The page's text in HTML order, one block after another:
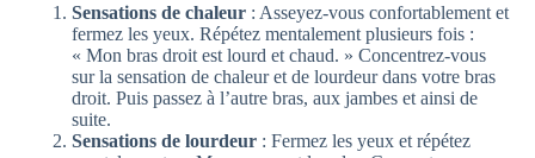
Sensations de chaleur : Asseyez-vous confortablement et
fermez les yeux. Répétez mentalement plusieurs fois :
« Mon bras droit est lourd et chaud. » Concentrez-vous
sur la sensation de chaleur et de lourdeur dans votre bras
droit. Puis passez à l’autre bras, aux jambes et ainsi de
suite.
Sensations de lourdeur : Fermez les yeux et répétez